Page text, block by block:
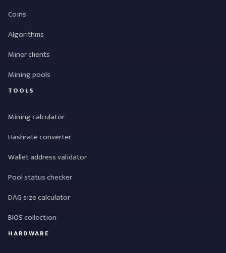
Coins
Algorithms
Miner clients
Mining pools
TOOLS
Mining calculator
Hashrate converter
Wallet address validator
Pool status checker
DAG size calculator
BIOS collection
HARDWARE